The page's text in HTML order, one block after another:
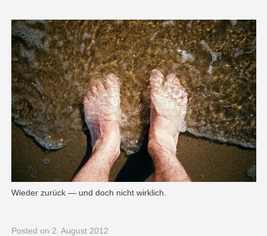
Wieder zurück — und doch nicht wirklich.
Posted on 2. August 2012